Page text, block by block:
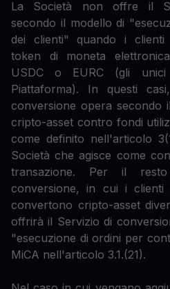
La Società non offre il
secondo il modello di
dei clienti" quando i clienti
token di moneta
USDC o EURC (gli unici
Piattaforma). In questi
conversione opera secondo
cripto-asset contro fondi
come definito nell'articolo
Società che agisce come
transazione. Per il
conversione, in cui i clienti
convertono cripto-asset
offrirà il Servizio di
"esecuzione di ordini per
MiCA nell'articolo 3.1.(21).